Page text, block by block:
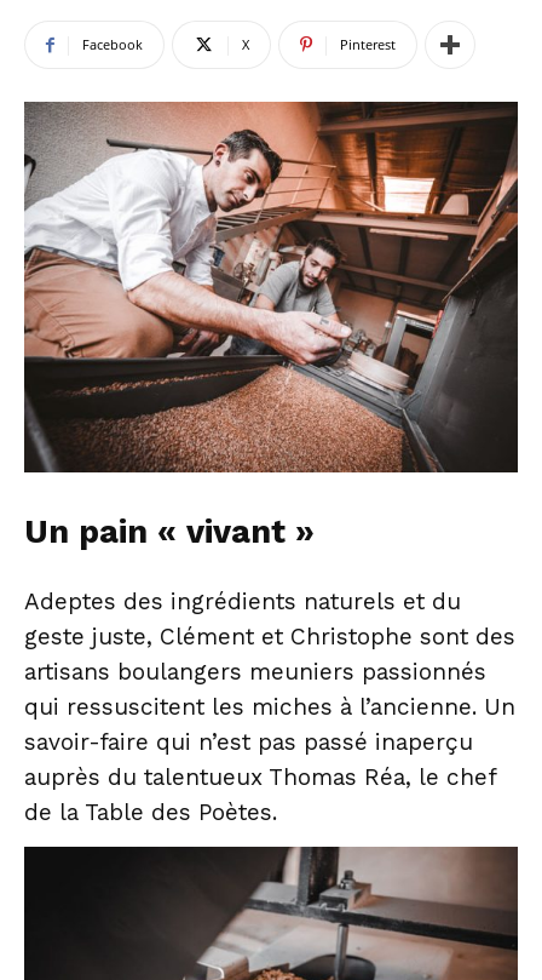
Facebook X Pinterest
Un pain « vivant »
Adeptes des ingrédients naturels et du
geste juste, Clément et Christophe sont des
artisans boulangers meuniers passionnés
qui ressuscitent les miches à l’ancienne. Un
savoir-faire qui n’est pas passé inaperçu
auprès du talentueux Thomas Réa, le chef
de la Table des Poètes.